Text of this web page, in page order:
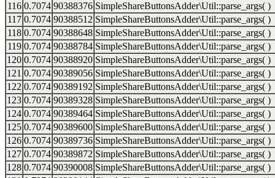
116 0.7074 90388376 SimpleShareButtonsAdder\Util::parse_args( )
117 0.7074 90388512 SimpleShareButtonsAdder\Util::parse_args( )
118 0.7074 90388648 SimpleShareButtonsAdder\Util::parse_args( )
119 0.7074 90388784 SimpleShareButtonsAdder\Util::parse_args( )
120 0.7074 90388920 SimpleShareButtonsAdder\Util::parse_args( )
121 0.7074 90389056 SimpleShareButtonsAdder\Util::parse_args( )
122 0.7074 90389192 SimpleShareButtonsAdder\Util::parse_args( )
123 0.7074 90389328 SimpleShareButtonsAdder\Util::parse_args( )
124 0.7074 90389464 SimpleShareButtonsAdder\Util::parse_args( )
125 0.7074 90389600 SimpleShareButtonsAdder\Util::parse_args( )
126 0.7074 90389736 SimpleShareButtonsAdder\Util::parse_args( )
127 0.7074 90389872 SimpleShareButtonsAdder\Util::parse_args( )
128 0.7074 90390008 SimpleShareButtonsAdder\Util::parse_args( )